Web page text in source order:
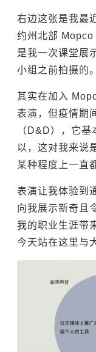
右边这张是我最
约州北部 Mopco
是我一次课堂展
小组之前拍摄的。
其实在加入
表演，但疫情期
（D&D），它
以，这对我来说
某种程度上一直
表演让我体验到
向我展示新奇且
我的职业生涯带
今天站在这里与